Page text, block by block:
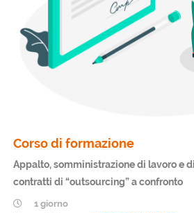
Corso di formazione
Appalto, somministrazione di lavoro e
contratti di “outsourcing” a confronto
1 giorno